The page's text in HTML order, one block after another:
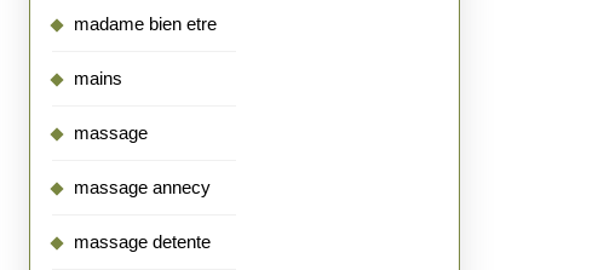
madame bien etre
mains
massage
massage annecy
massage detente